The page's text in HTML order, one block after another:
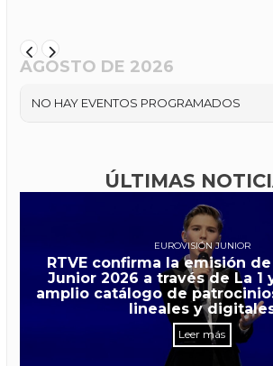
AGOSTO DE 2026
NO HAY EVENTOS PROGRAMADOS
ÚLTIMAS
EUROVISIÓN JUNIOR
RTVE confirma la emisión
Junior 2026 a través de La 1
amplio catálogo de
lineales y
Leer más